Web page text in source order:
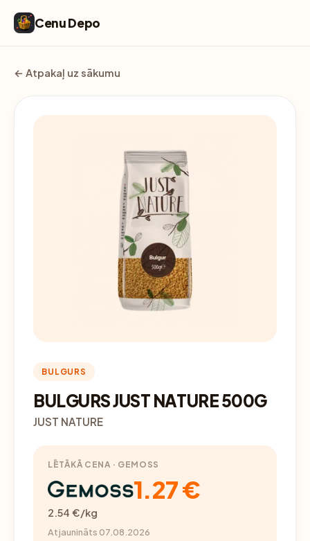
Cenu Depo
← Atpakaļ uz sākumu
BULGURS
BULGURS JUST NATURE 500G
JUST NATURE
LĒTĀKĀ CENA · GEMOSS
1.27 €
2.54 €/kg
Atjaunināts 07.08.2026